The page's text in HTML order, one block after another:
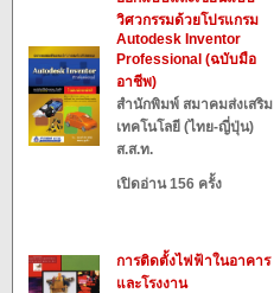
วิศวกรรมด้วยโปรแกรม
Autodesk Inventor
Professional (ฉบับมือ
อาชีพ)
สำนักพิมพ์ สมาคมส่งเสริม
เทคโนโลยี (ไทย-ญี่ปุ่น)
ส.ส.ท.
เปิดอ่าน 156 ครั้ง
การติดตั้งไฟฟ้าในอาคาร
และโรงงาน